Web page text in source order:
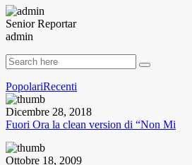
Senior Reportar
admin
PopolariRecenti
Dicembre 28, 2018
Fuori Ora la clean version di “Non Mi
Ottobre 18, 2009